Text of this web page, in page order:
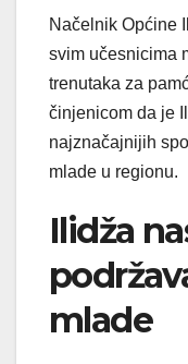
Načelnik Općine
svim učesnicima
trenutaka za
činjenicom da je
najznačajnijih
mlade u regionu.
Ilidža
mlade